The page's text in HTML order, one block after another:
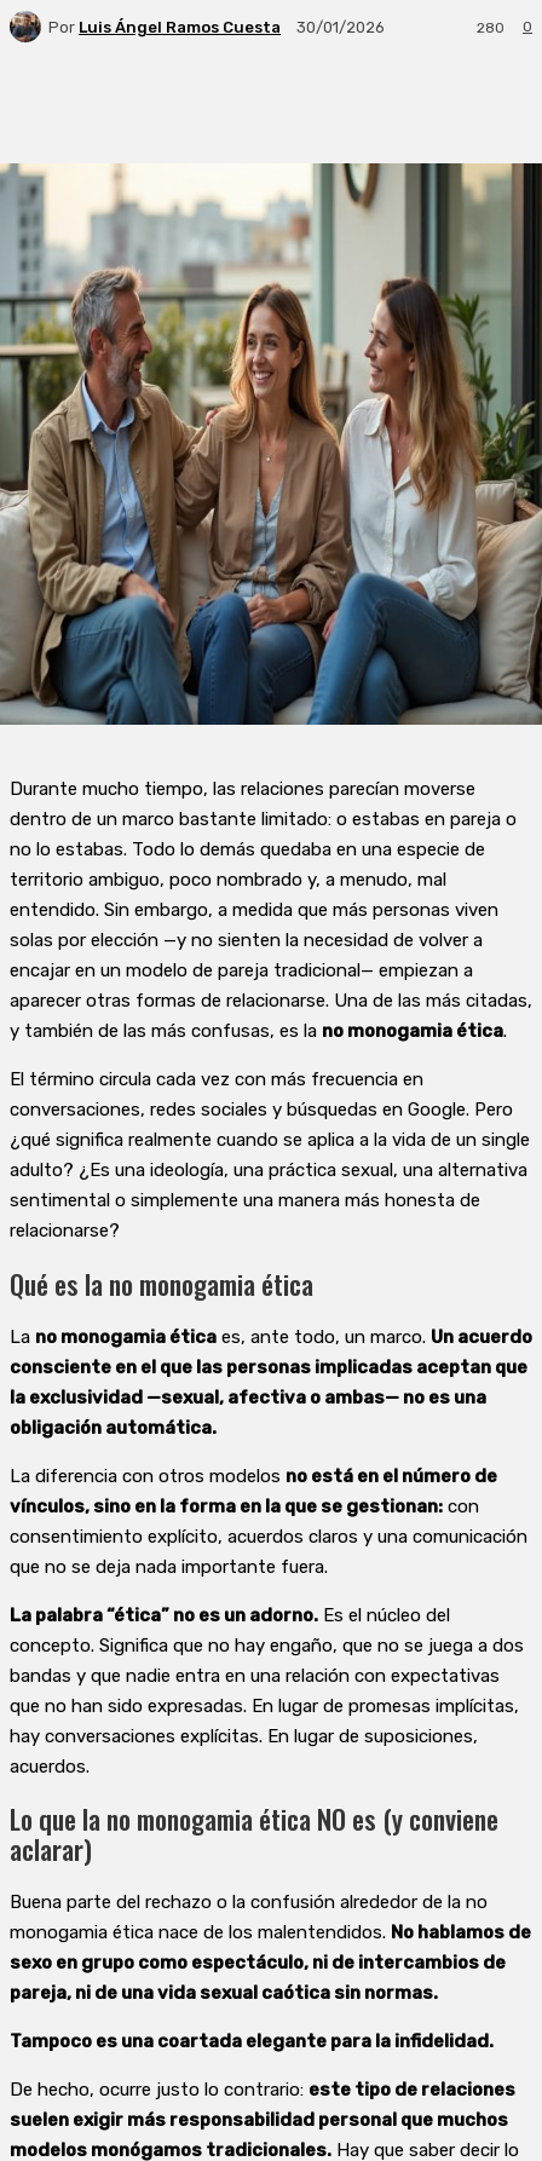
Por Luis Ángel Ramos Cuesta 30/01/2026 0
280
Durante mucho tiempo, las relaciones parecían moverse
dentro de un marco bastante limitado: o estabas en pareja o
no lo estabas. Todo lo demás quedaba en una especie de
territorio ambiguo, poco nombrado y, a menudo, mal
entendido. Sin embargo, a medida que más personas viven
solas por elección —y no sienten la necesidad de volver a
encajar en un modelo de pareja tradicional— empiezan a
aparecer otras formas de relacionarse. Una de las más citadas,
y también de las más confusas, es la no monogamia ética.
El término circula cada vez con más frecuencia en
conversaciones, redes sociales y búsquedas en Google. Pero
¿qué significa realmente cuando se aplica a la vida de un single
adulto? ¿Es una ideología, una práctica sexual, una alternativa
sentimental o simplemente una manera más honesta de
relacionarse?
Qué es la no monogamia ética
La no monogamia ética es, ante todo, un marco. Un acuerdo
consciente en el que las personas implicadas aceptan que
la exclusividad —sexual, afectiva o ambas— no es una
obligación automática.
La diferencia con otros modelos no está en el número de
vínculos, sino en la forma en la que se gestionan: con
consentimiento explícito, acuerdos claros y una comunicación
que no se deja nada importante fuera.
La palabra “ética” no es un adorno. Es el núcleo del
concepto. Significa que no hay engaño, que no se juega a dos
bandas y que nadie entra en una relación con expectativas
que no han sido expresadas. En lugar de promesas implícitas,
hay conversaciones explícitas. En lugar de suposiciones,
acuerdos.
Lo que la no monogamia ética NO es (y conviene
aclarar)
Buena parte del rechazo o la confusión alrededor de la no
monogamia ética nace de los malentendidos. No hablamos de
sexo en grupo como espectáculo, ni de intercambios de
pareja, ni de una vida sexual caótica sin normas.
Tampoco es una coartada elegante para la infidelidad.
De hecho, ocurre justo lo contrario: este tipo de relaciones
suelen exigir más responsabilidad personal que muchos
modelos monógamos tradicionales. Hay que saber decir lo